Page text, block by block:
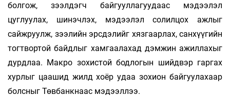
болгож, зээлдэгч байгууллагуудаас мэдээлэл
цуглуулах, шинэчлэх, мэдээлэл солилцох ажлыг
сайжруулж, зээлийн эрсдэлийг хязгаарлах, санхүүгийн
тогтвортой байдлыг хамгаалахад дэмжин ажиллахыг
дурдлаа. Макро зохистой бодлогын шийдвэр гаргах
хурлыг цаашид жилд хоёр удаа зохион байгуулахаар
болсныг Төвбанкнаас мэдээллээ.